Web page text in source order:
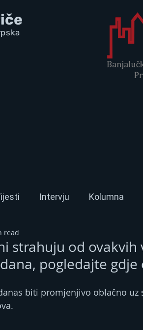
Intervju Kolumna
strahuju od ovakvih
pogledajte gdje
read
biti promjenjivo oblačno